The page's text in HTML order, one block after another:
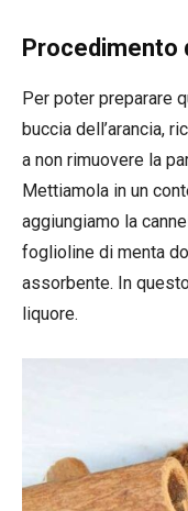
Procedimento
Per poter preparare
buccia dell’arancia,
a non rimuovere la
Mettiamola in un
aggiungiamo la
foglioline di menta
assorbente. In
liquore.